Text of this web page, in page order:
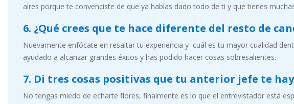
aires porque te convenciste de que ya habías dado todo de ti y que tienes
6. ¿Qué crees que te hace diferente del resto de
Nuevamente enfócate en resaltar tu experiencia y cuál es tu mayor cualidad
ayudado a alcanzar grandes éxitos y has podido hacer cosas sobresalientes.
7. Di tres cosas positivas que tu anterior jefe te
No tengas miedo de echarte flores, finalmente es lo que el entrevistador está